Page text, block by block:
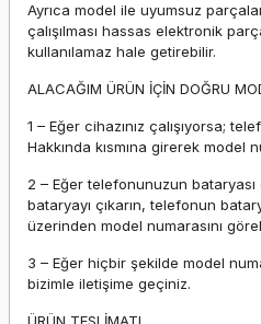
Ayrıca model ile uyumsuz
çalışılması hassas elektronik
kullanılamaz hale getirebilir.
ALACAĞIM ÜRÜN İÇİN DOĞRU
1 – Eğer cihazınız çalışıyorsa;
Hakkında kısmına girerek model
2 – Eğer telefonunuzun
bataryayı çıkarın, telefonun
üzerinden model numarasını
3 – Eğer hiçbir şekilde model
bizimle iletişime geçiniz.